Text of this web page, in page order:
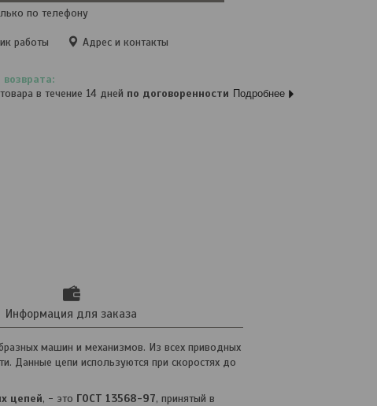
по телефону
работы Адрес и контакты
в течение 14 дней по договоренности Подробнее
Информация для заказа
машин и механизмов. Из всех приводных
Данные цепи используются при скоростях до
цепей, - это ГОСТ 13568-97, принятый в